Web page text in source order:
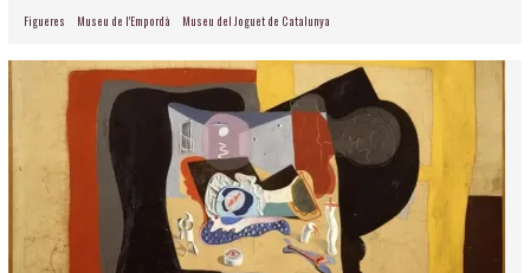
Figueres Museu de l'Empordà Museu del Joguet de Catalunya